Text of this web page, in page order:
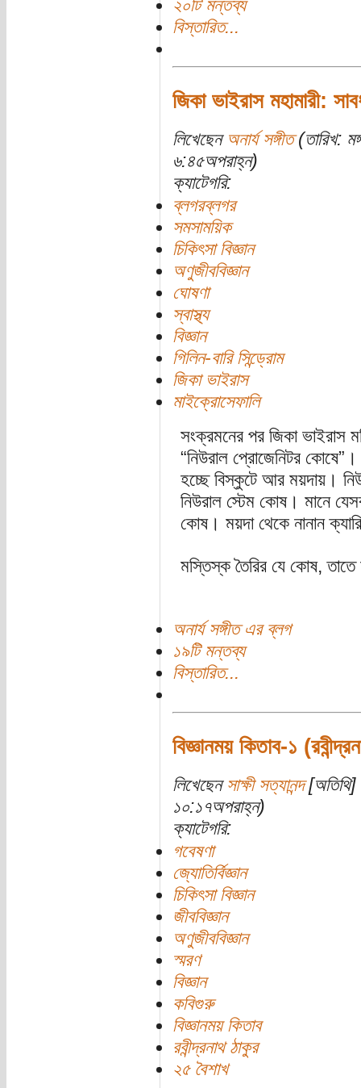
২০টি মন্তব্য
বিস্তারিত...
জিকা ভাইরাস মহামারী:
লিখেছেন অনার্য সঙ্গীত(তারিখ:
৬:৪৫অপরাহ্ন)
ক্যাটেগরি:
ব্লগরব্লগর
সমসাময়িক
চিকিৎসা বিজ্ঞান
অণুজীববিজ্ঞান
ঘোষণা
স্বাস্থ্য
বিজ্ঞান
গিলিন-বারি সিন্ড্রোম
জিকা ভাইরাস
মাইক্রোসেফালি
সংক্রমনের পর জিকা ভাইরাস
“নিউরাল প্রোজেনিটর
হচ্ছে বিস্কুটে আর ময়দায়।
নিউরাল স্টেম কোষ। মানে
কোষ। ময়দা থেকে নানান
মস্তিস্ক তৈরির যে কোষ, তাতে
অনার্য সঙ্গীত এর ব্লগ
১৯টি মন্তব্য
বিস্তারিত...
বিজ্ঞানময় কিতাব-১
লিখেছেন সাক্ষী সত্যানন্দ[অতিথি]
১০:১৭অপরাহ্ন)
ক্যাটেগরি:
গবেষণা
জ্যোতির্বিজ্ঞান
চিকিৎসা বিজ্ঞান
জীববিজ্ঞান
অণুজীববিজ্ঞান
স্মরণ
বিজ্ঞান
কবিগুরু
বিজ্ঞানময় কিতাব
রবীন্দ্রনাথ ঠাকুর
২৫ বৈশাখ